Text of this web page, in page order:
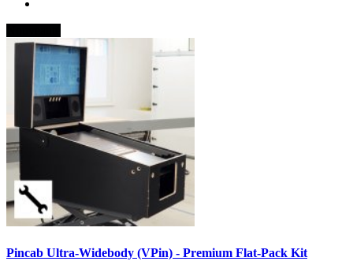
Pincab Ultra-Widebody (VPin) - Premium Flat-Pack Kit